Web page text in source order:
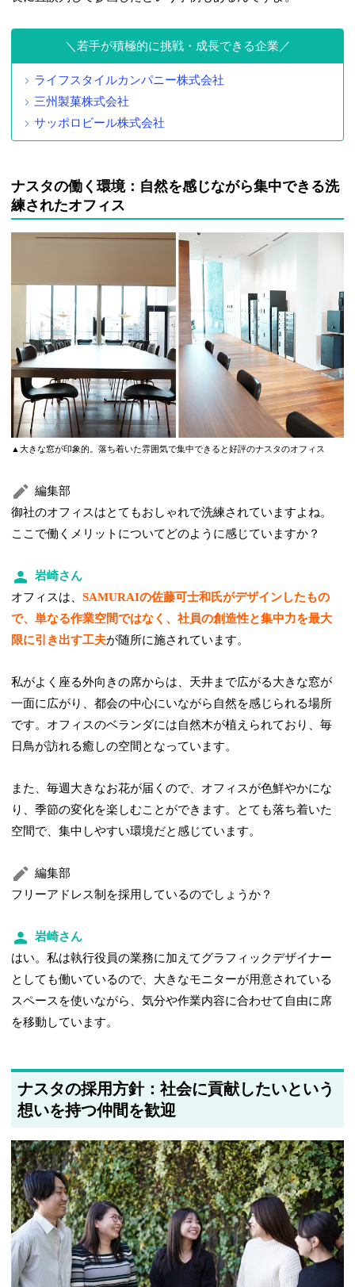
若手が積極的に挑戦・成長できる企業
ライフスタイルカンパニー株式会社
三州製菓株式会社
サッポロビール株式会社
ナスタの働く環境：自然を感じながら集中できる洗
練されたオフィス
▲大きな窓が印象的。落ち着いた雰囲気で集中できると好評のナスタのオフィス
編集部
御社のオフィスはとてもおしゃれで洗練されていますよね。
ここで働くメリットについてどのように感じていますか？
岩崎さん
オフィスは、SAMURAIの佐藤可士和氏がデザインしたもの
で、単なる作業空間ではなく、社員の創造性と集中力を最大
限に引き出す工夫が随所に施されています。
私がよく座る外向きの席からは、天井まで広がる大きな窓が
一面に広がり、都会の中心にいながら自然を感じられる場所
です。オフィスのベランダには自然木が植えられており、毎
日鳥が訪れる癒しの空間となっています。
また、毎週大きなお花が届くので、オフィスが色鮮やかにな
り、季節の変化を楽しむことができます。とても落ち着いた
空間で、集中しやすい環境だと感じています。
編集部
フリーアドレス制を採用しているのでしょうか？
岩崎さん
はい。私は執行役員の業務に加えてグラフィックデザイナー
としても働いているので、大きなモニターが用意されている
スペースを使いながら、気分や作業内容に合わせて自由に席
を移動しています。
ナスタの採用方針：社会に貢献したいという
想いを持つ仲間を歓迎